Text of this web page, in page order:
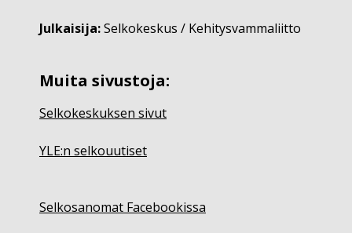
Julkaisija:Selkokeskus / Kehitysvammaliitto
Muita sivustoja:
Selkokeskuksen sivut
YLE:n selkouutiset
Selkosanomat Facebookissa